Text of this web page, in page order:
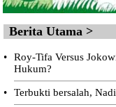
Berita Utama >
•
Roy-Tifa Versus
Hukum?
• Terbukti bersalah,